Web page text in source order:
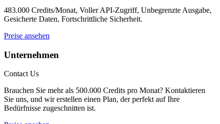
483.000 Credits/Monat, Voller API-Zugriff, Unbegrenzte Ausgabe,
Gesicherte Daten, Fortschrittliche Sicherheit.
Preise ansehen
Unternehmen
Contact Us
Brauchen Sie mehr als 500.000 Credits pro Monat? Kontaktieren
Sie uns, und wir erstellen einen Plan, der perfekt auf Ihre
Bedürfnisse zugeschnitten ist.